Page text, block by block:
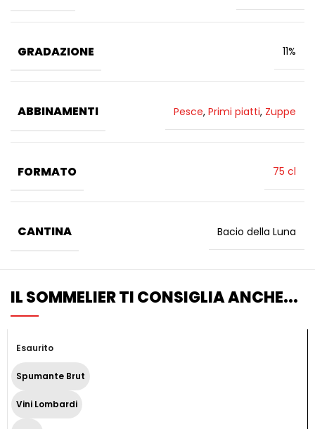
GRADAZIONE 11%
ABBINAMENTI Pesce, Primi piatti, Zuppe
FORMATO 75 cl
CANTINA Bacio della Luna
IL SOMMELIER TI CONSIGLIA ANCHE...
Esaurito
Spumante Brut
Vini Lombardi